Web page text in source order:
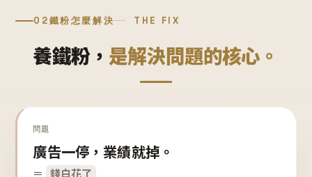
02鐵粉怎麼解決 THE FIX
養鐵粉， 是解決問題的核心。
問題
廣告一停，業績就掉。
＝ 錢白花了